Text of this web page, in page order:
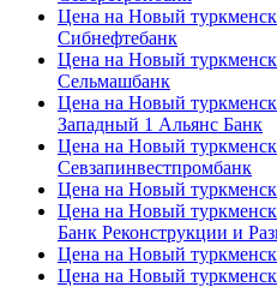
Цена на Новый
Сибнефтебанк
Цена на Новый
Сельмашбанк
Цена на Новый
Западный 1 Альянс Банк
Цена на Новый
Севзапинвестпромбанк
Цена на Новый
Цена на Новый
Банк Реконструкции и
Цена на Новый
Цена на Новый